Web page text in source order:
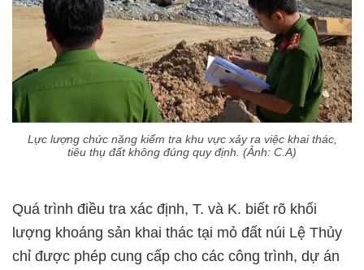
Lực lượng chức năng kiểm tra khu vực xảy ra việc khai thác,
tiêu thụ đất không đúng quy định. (Ảnh: C.A)
Quá trình điều tra xác định, T. và K. biết rõ khối
lượng khoáng sản khai thác tại mỏ đất núi Lệ Thủy
chỉ được phép cung cấp cho các công trình, dự án